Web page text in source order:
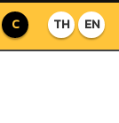
TH EN
C